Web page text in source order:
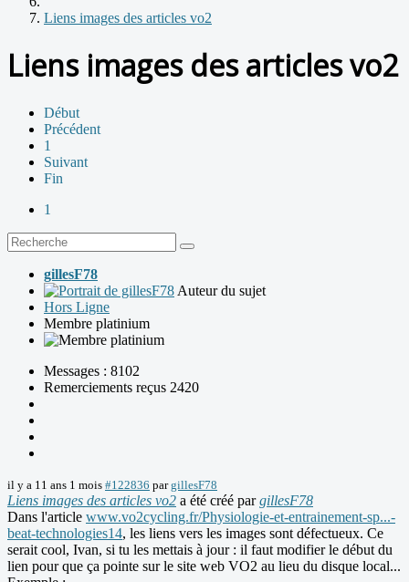
Liens images des articles vo2
Liens images des articles vo2
Début
Précédent
1
Suivant
Fin
1
gillesF78
Auteur du sujet
Hors Ligne
Membre platinium
Messages : 8102
Remerciements reçus 2420
il y a 11 ans 1 mois #122836 pargillesF78
Liens images des articles vo2 a été créé pargillesF78
Dans l'article www.vo2cycling.fr/Physiologie-et-entrainement-sp...-
beat-technologies14, les liens vers les images sont défectueux. Ce
serait cool, Ivan, si tu les mettais à jour : il faut modifier le début du
lien pour que ça pointe sur le site web VO2 au lieu du disque local...